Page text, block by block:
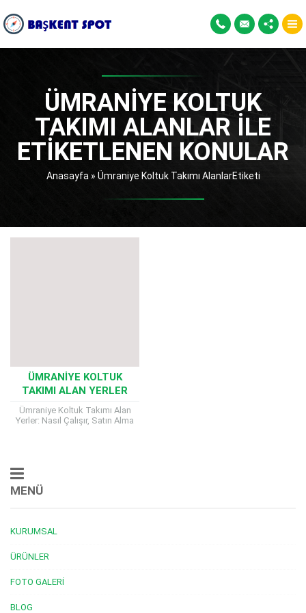
ÜMRANIYE KOLTUK
TAKIMI ALANLAR ILE
ETIKETLENEN KONULAR
Anasayfa » Ümraniye Koltuk Takımı AlanlarEtiketi
ÜMRANIYE KOLTUK
TAKIMI ALAN YERLER
Ümraniye Koltuk Takımı Alan
Yerler: Nasıl Çalışır, Satın Alma
MENÜ
KURUMSAL
ÜRÜNLER
FOTO GALERI
BLOG